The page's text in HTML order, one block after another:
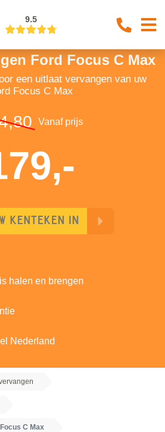
9.5
Ford Focus C Max
een uitlaat vervangen van uw
Focus C Max
Vanaf prijs
halen en brengen
Nederland
C Max